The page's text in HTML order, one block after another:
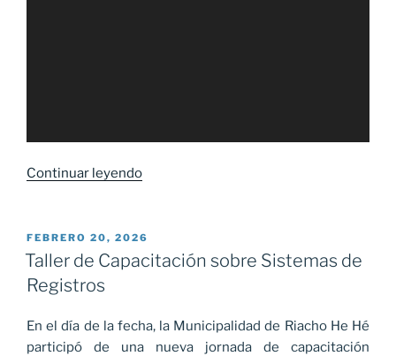
Continuar leyendo
sobre
Sistemas
PUBLICADO
EL
FEBRERO 20, 2026
Taller de Capacitación sobre Sistemas de
Registros
En el día de la fecha, la Municipalidad de Riacho He Hé
participó de una nueva jornada de capacitación